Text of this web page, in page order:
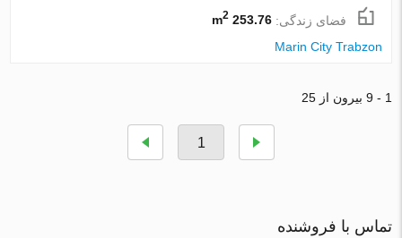
فضای زندگی:253.76 m
2
Marin City Trabzon
1 - 9 بیرون از 25
1
تماس با فروشنده